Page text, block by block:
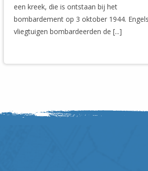
een kreek, die is ontstaan bij het
bombardement op 3 oktober 1944.
vliegtuigen bombardeerden de [...]